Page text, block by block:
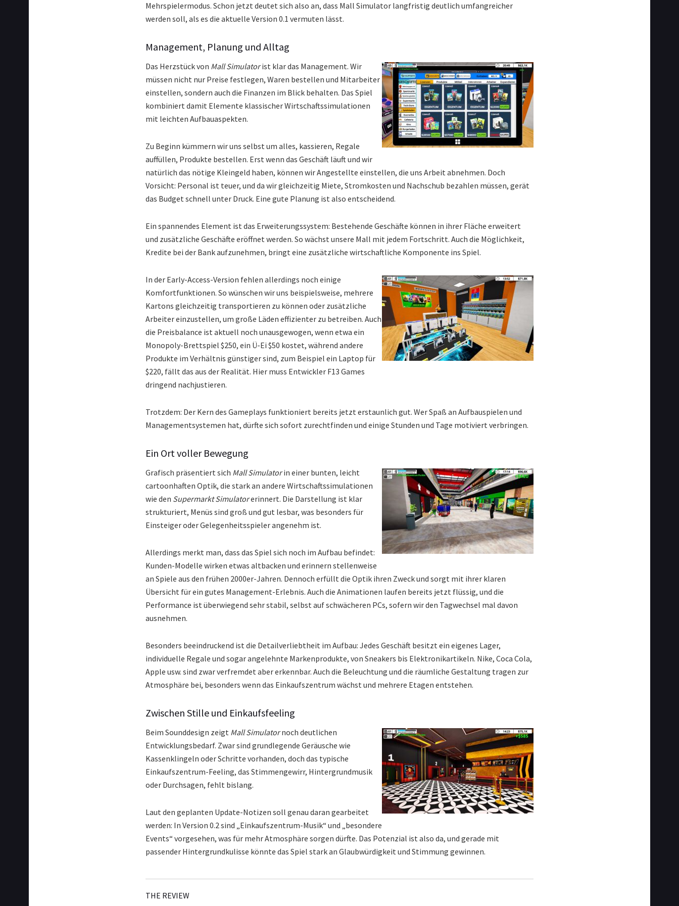
Mehrspielermodus. Schon jetzt deutet sich also an, dass Mall Simulator langfristig deutlich umfangreicher
werden soll, als es die aktuelle Version 0.1 vermuten lässt.
Management, Planung und Alltag
Das Herzstück von Mall Simulatorist klar das Management. Wir
müssen nicht nur Preise festlegen, Waren bestellen und Mitarbeiter
einstellen, sondern auch die Finanzen im Blick behalten. Das Spiel
kombiniert damit Elemente klassischer Wirtschaftssimulationen
mit leichten Aufbauaspekten.
Zu Beginn kümmern wir uns selbst um alles, kassieren, Regale
auffüllen, Produkte bestellen. Erst wenn das Geschäft läuft und wir
natürlich das nötige Kleingeld haben, können wir Angestellte einstellen, die uns Arbeit abnehmen. Doch
Vorsicht: Personal ist teuer, und da wir gleichzeitig Miete, Stromkosten und Nachschub bezahlen müssen, gerät
das Budget schnell unter Druck. Eine gute Planung ist also entscheidend.
Ein spannendes Element ist das Erweiterungssystem: Bestehende Geschäfte können in ihrer Fläche erweitert
und zusätzliche Geschäfte eröffnet werden. So wächst unsere Mall mit jedem Fortschritt. Auch die Möglichkeit,
Kredite bei der Bank aufzunehmen, bringt eine zusätzliche wirtschaftliche Komponente ins Spiel.
In der Early-Access-Version fehlen allerdings noch einige
Komfortfunktionen. So wünschen wir uns beispielsweise, mehrere
Kartons gleichzeitig transportieren zu können oder zusätzliche
Arbeiter einzustellen, um große Läden effizienter zu betreiben. Auch
die Preisbalance ist aktuell noch unausgewogen, wenn etwa ein
Monopoly-Brettspiel $250, ein Ü-Ei $50 kostet, während andere
Produkte im Verhältnis günstiger sind, zum Beispiel ein Laptop für
$220, fällt das aus der Realität. Hier muss Entwickler F13 Games
dringend nachjustieren.
Trotzdem: Der Kern des Gameplays funktioniert bereits jetzt erstaunlich gut. Wer Spaß an Aufbauspielen und
Managementsystemen hat, dürfte sich sofort zurechtfinden und einige Stunden und Tage motiviert verbringen.
Ein Ort voller Bewegung
Grafisch präsentiert sich Mall Simulatorin einer bunten, leicht
cartoonhaften Optik, die stark an andere Wirtschaftssimulationen
wie den Supermarkt Simulatorerinnert. Die Darstellung ist klar
strukturiert, Menüs sind groß und gut lesbar, was besonders für
Einsteiger oder Gelegenheitsspieler angenehm ist.
Allerdings merkt man, dass das Spiel sich noch im Aufbau befindet:
Kunden-Modelle wirken etwas altbacken und erinnern stellenweise
an Spiele aus den frühen 2000er-Jahren. Dennoch erfüllt die Optik ihren Zweck und sorgt mit ihrer klaren
Übersicht für ein gutes Management-Erlebnis. Auch die Animationen laufen bereits jetzt flüssig, und die
Performance ist überwiegend sehr stabil, selbst auf schwächeren PCs, sofern wir den Tagwechsel mal davon
ausnehmen.
Besonders beeindruckend ist die Detailverliebtheit im Aufbau: Jedes Geschäft besitzt ein eigenes Lager,
individuelle Regale und sogar angelehnte Markenprodukte, von Sneakers bis Elektronikartikeln. Nike, Coca Cola,
Apple usw. sind zwar verfremdet aber erkennbar. Auch die Beleuchtung und die räumliche Gestaltung tragen zur
Atmosphäre bei, besonders wenn das Einkaufszentrum wächst und mehrere Etagen entstehen.
Zwischen Stille und Einkaufsfeeling
Beim Sounddesign zeigt Mall Simulatornoch deutlichen
Entwicklungsbedarf. Zwar sind grundlegende Geräusche wie
Kassenklingeln oder Schritte vorhanden, doch das typische
Einkaufszentrum-Feeling, das Stimmengewirr, Hintergrundmusik
oder Durchsagen, fehlt bislang.
Laut den geplanten Update-Notizen soll genau daran gearbeitet
werden: In Version 0.2 sind „Einkaufszentrum-Musik“ und „besondere
Events“ vorgesehen, was für mehr Atmosphäre sorgen dürfte. Das Potenzial ist also da, und gerade mit
passender Hintergrundkulisse könnte das Spiel stark an Glaubwürdigkeit und Stimmung gewinnen.
THE REVIEW